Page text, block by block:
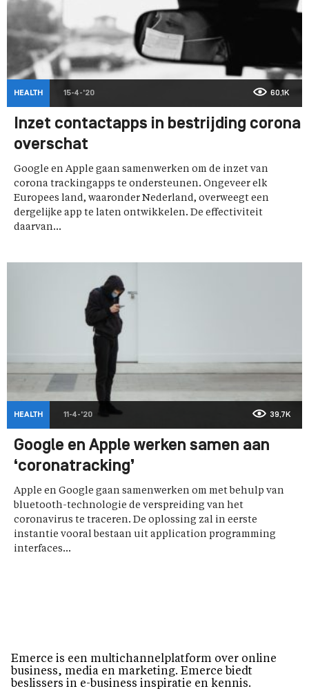
HEALTH 15-4-'20 60,1K
Inzet contactapps in bestrijding corona
overschat
Google en Apple gaan samenwerken om de inzet van
corona trackingapps te ondersteunen. Ongeveer elk
Europees land, waaronder Nederland, overweegt een
dergelijke app te laten ontwikkelen. De effectiviteit
daarvan...
HEALTH 11-4-'20 39,7K
Google en Apple werken samen aan
‘coronatracking’
Apple en Google gaan samenwerken om met behulp van
bluetooth-technologie de verspreiding van het
coronavirus te traceren. De oplossing zal in eerste
instantie vooral bestaan uit application programming
interfaces...
Emerce is een multichannelplatform over online
business, media en marketing. Emerce biedt
beslissers in e-business inspiratie en kennis.